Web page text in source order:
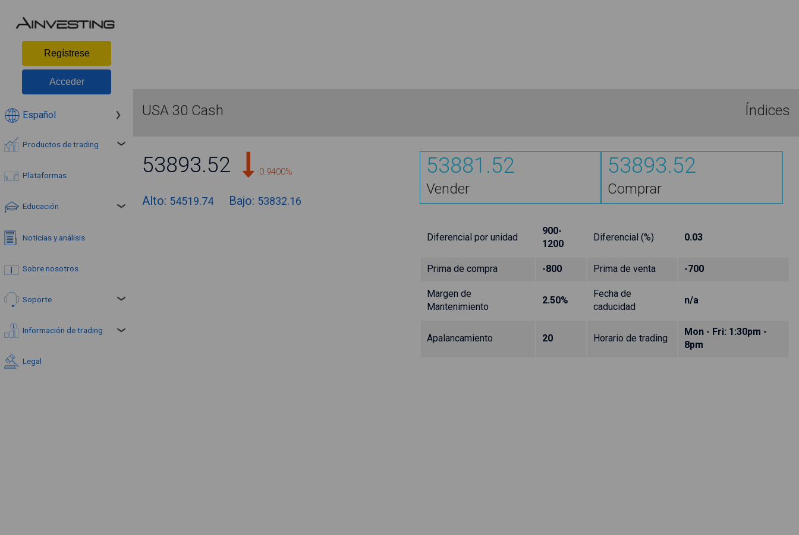
Regístrese
Acceder
Español
Productos de trading
Plataformas
Educación
Noticias y análisis
Sobre nosotros
Soporte
Información de trading
Legal
USA 30 Cash Índices
53893.52 -0.9400%
Alto: 54519.74 Bajo: 53832.16
53881.52
Vender
53893.52
Comprar
Diferencial por unidad
900-
1200
Diferencial (%) 0.03
Prima de compra -800 Prima de venta -700
Margen de
Mantenimiento
2.50%
Fecha de
caducidad
n/a
Apalancamiento 20 Horario de trading
Mon - Fri: 1:30pm -
8pm